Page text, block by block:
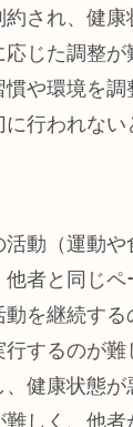
され、健康
じた調整が
や環境を調
行われない
動（運動
者と同じペ
を継続する
するのが難
健康状態が
しく、他